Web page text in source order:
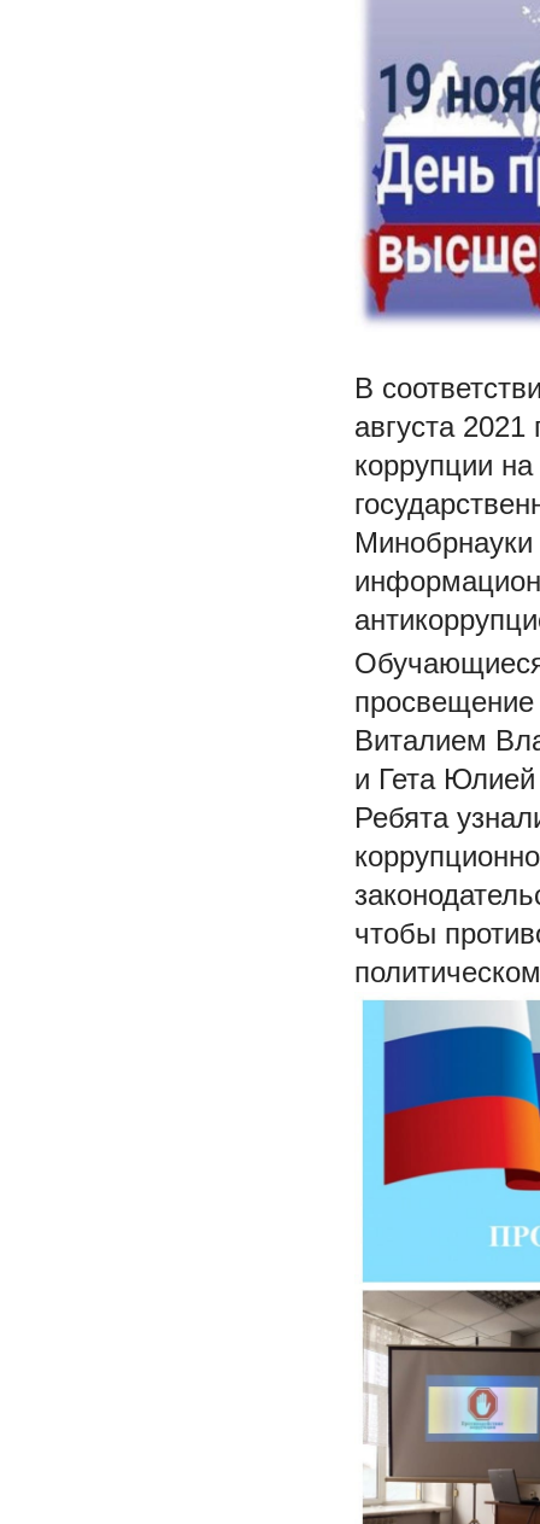
В
августа
коррупции
Виталием
и Гета
Ребята
чтобы